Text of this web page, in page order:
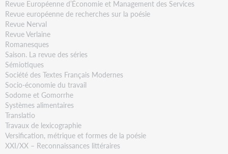
Revue Européenne d’Économie et Management des Services
Revue européenne de recherches sur la poésie
Revue Nerval
Revue Verlaine
Romanesques
Saison. La revue des séries
Sémiotiques
Société des Textes Français Modernes
Socio-économie du travail
Sodome et Gomorrhe
Systèmes alimentaires
Translatio
Travaux de lexicographie
Versification, métrique et formes de la poésie
XXI/XX – Reconnaissances littéraires